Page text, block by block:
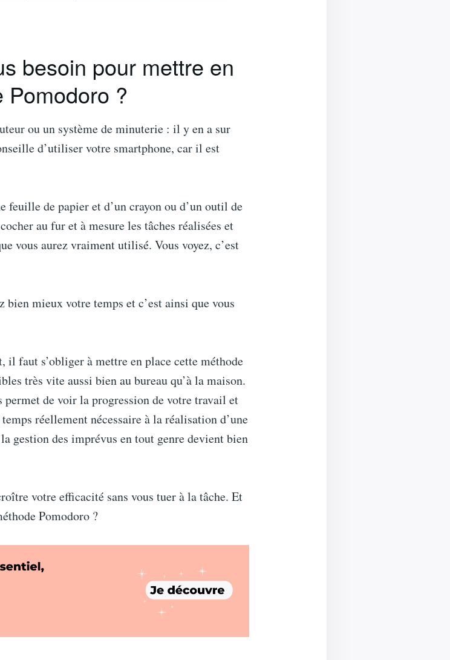
besoin pour mettre en
Pomodoro ?
ou un système de minuterie : il y en a sur
d’utiliser votre smartphone, car il est
feuille de papier et d’un crayon ou d’un outil de
au fur et à mesure les tâches réalisées et
vous aurez vraiment utilisé. Vous voyez, c’est
mieux votre temps et c’est ainsi que vous
il faut s’obliger à mettre en place cette méthode
très vite aussi bien au bureau qu’à la maison.
de voir la progression de votre travail et
réellement nécessaire à la réalisation d’une
gestion des imprévus en tout genre devient bien
votre efficacité sans vous tuer à la tâche. Et
Pomodoro ?